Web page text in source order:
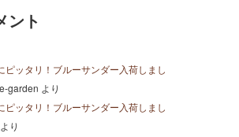
ント
ピッタリ！ブルーサンダー入荷しまし
garden より
ピッタリ！ブルーサンダー入荷しまし
より